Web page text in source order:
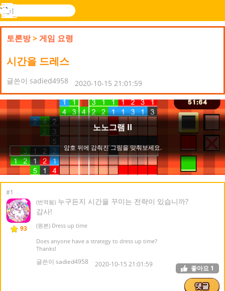
Novel
검
색
로그
메
뉴
토론방>게임 요령
시간을 드레스
글쓴이 sadied4958 2020-10-15 21:01:59
#1
93
(번역됨) 누구든지 시간을 꾸미는 전략이 있습니까?
감사!
(원본) Dress up time
Does anyone have a strategy to dress up time?
Thanks!
글쓴이 sadied4958 2020-10-15 21:01:59 좋아요 1
댓글